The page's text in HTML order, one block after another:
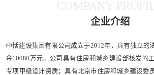
企业介绍
中恬建设集团有限公司成立于2012年，具有独立的
金10080万元。公司具有住房和城乡建设部核发的
专项甲级设计资质；具有北京市住房和城乡建设委